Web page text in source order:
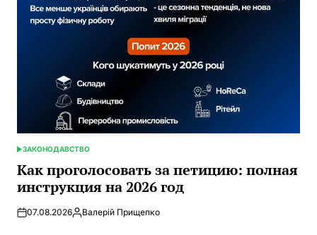
ОПУБЛИКОВАНО
В
ЗАКОНОДАВСТВО
Как проголосовать за петицию: полная
инструкция на 2026 год
07.08.2026Запись
Валерій Прищепко